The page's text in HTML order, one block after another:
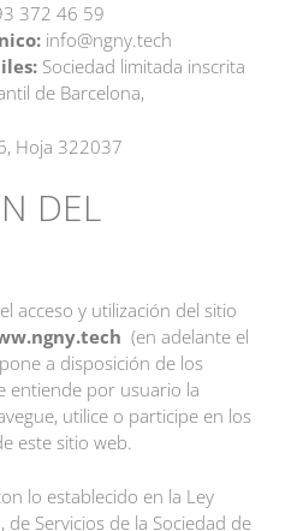
372 46 59
info@ngny.tech
Sociedad limitada inscrita
de Barcelona,
Hoja 322037
DEL
acceso y utilización del sitio
(en adelante el
a disposición de los
entiende por usuario la
utilice o participe en los
este sitio web.
lo establecido en la Ley
Servicios de la Sociedad de